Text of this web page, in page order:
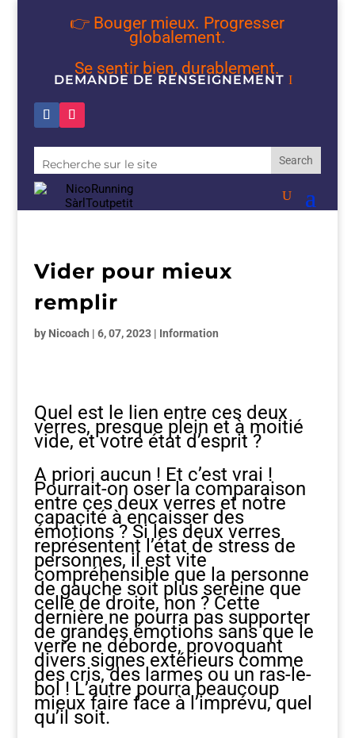
👉 Bouger mieux. Progresser
globalement.
Se sentir bien, durablement.
DEMANDE DE RENSEIGNEMENT
Vider pour mieux
remplir
by Nicoach | 6, 07, 2023| Information
Quel est le lien entre ces deux
verres, presque plein et à moitié
vide, et votre état d’esprit ?
A priori aucun ! Et c’est vrai !
Pourrait-on oser la comparaison
entre ces deux verres et notre
capacité à encaisser des
émotions ? Si les deux verres
représentent l’état de stress de
personnes, il est vite
compréhensible que la personne
de gauche soit plus sereine que
celle de droite, non ? Cette
dernière ne pourra pas supporter
de grandes émotions sans que le
verre ne déborde, provoquant
divers signes extérieurs comme
des cris, des larmes ou un ras-le-
bol ! L’autre pourra beaucoup
mieux faire face à l’imprévu, quel
qu’il soit.